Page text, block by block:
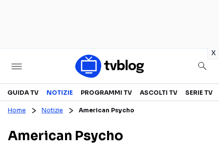
x
Televisione
CANALI TV
SERIE TV
GUIDA TV NOTIZIE PROGRAMMI TV ASCOLTI TV SERIE TV
Home Notizie American Psycho
American Psycho